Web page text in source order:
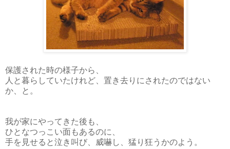
保護された時の様子から、
人と暮らしていたけれど、置き去りにされたのではない
か、と。
我が家にやってきた後も、
ひとなつっこい面もあるのに、
手を見せると泣き叫び、威嚇し、猛り狂うかのよう。